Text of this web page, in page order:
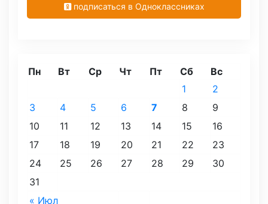
подписаться в Одноклассниках
Пн Вт Ср Чт Пт Сб Вс
« Июл
1
2
3
4 5 6 7 8
9
10
11 12 13 14 15
16
17
18 19 20 21 22
23
24
25 26 27 28 29
30
31